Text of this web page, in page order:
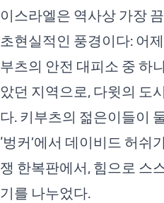
이스라엘은 역사상 가장
초현실적인 풍경이다: 어
부츠의 안전 대피소 중 하
았던 지역으로, 다윗의 도
다. 키부츠의 젊은이들이
‘벙커’에서 데이비드 허쉬
쟁 한복판에서, 힘으로 스
기를 나누었다.